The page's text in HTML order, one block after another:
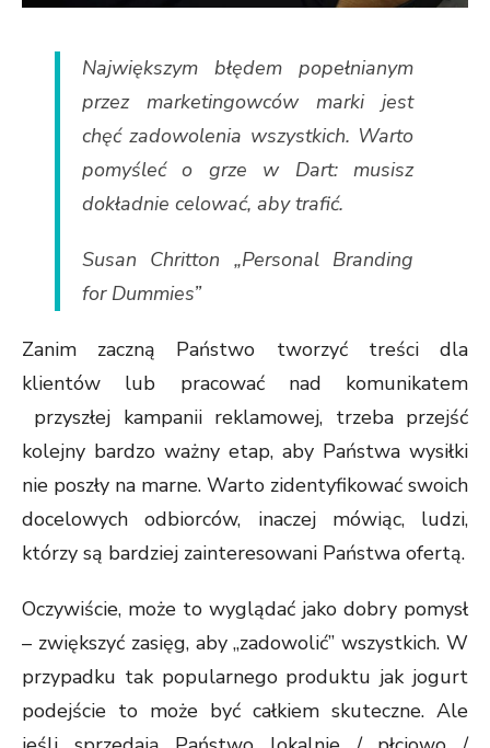
Największym błędem popełnianym
przez marketingowców marki jest
chęć zadowolenia wszystkich. Warto
pomyśleć o grze w Dart: musisz
dokładnie celować, aby trafić.
Susan Chritton „Personal Branding
for Dummies”
Zanim zaczną Państwo tworzyć treści dla
klientów lub pracować nad komunikatem
przyszłej kampanii reklamowej, trzeba przejść
kolejny bardzo ważny etap, aby Państwa wysiłki
nie poszły na marne. Warto zidentyfikować swoich
docelowych odbiorców, inaczej mówiąc, ludzi,
którzy są bardziej zainteresowani Państwa ofertą.
Oczywiście, może to wyglądać jako dobry pomysł
– zwiększyć zasięg, aby „zadowolić” wszystkich. W
przypadku tak popularnego produktu jak jogurt
podejście to może być całkiem skuteczne. Ale